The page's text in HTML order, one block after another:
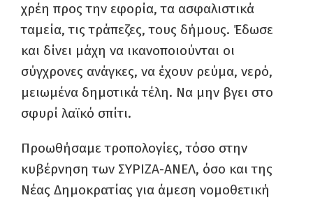
χρέη προς την εφορία, τα ασφαλιστικά
ταμεία, τις τράπεζες, τους δήμους. Έδωσε
και δίνει μάχη να ικανοποιούνται οι
σύγχρονες ανάγκες, να έχουν ρεύμα, νερό,
μειωμένα δημοτικά τέλη. Να μην βγει στο
σφυρί λαϊκό σπίτι.
Προωθήσαμε τροπολογίες, τόσο στην
κυβέρνηση των ΣΥΡΙΖΑ-ΑΝΕΛ, όσο και της
Νέας Δημοκρατίας για άμεση νομοθετική